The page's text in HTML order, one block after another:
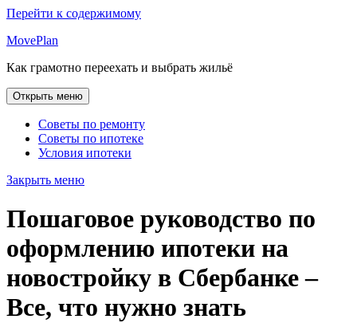
Перейти к содержимому
MovePlan
Как грамотно переехать и выбрать жильё
Открыть меню
Советы по ремонту
Советы по ипотеке
Условия ипотеки
Закрыть меню
Пошаговое руководство по
оформлению ипотеки на
новостройку в Сбербанке –
Все, что нужно знать